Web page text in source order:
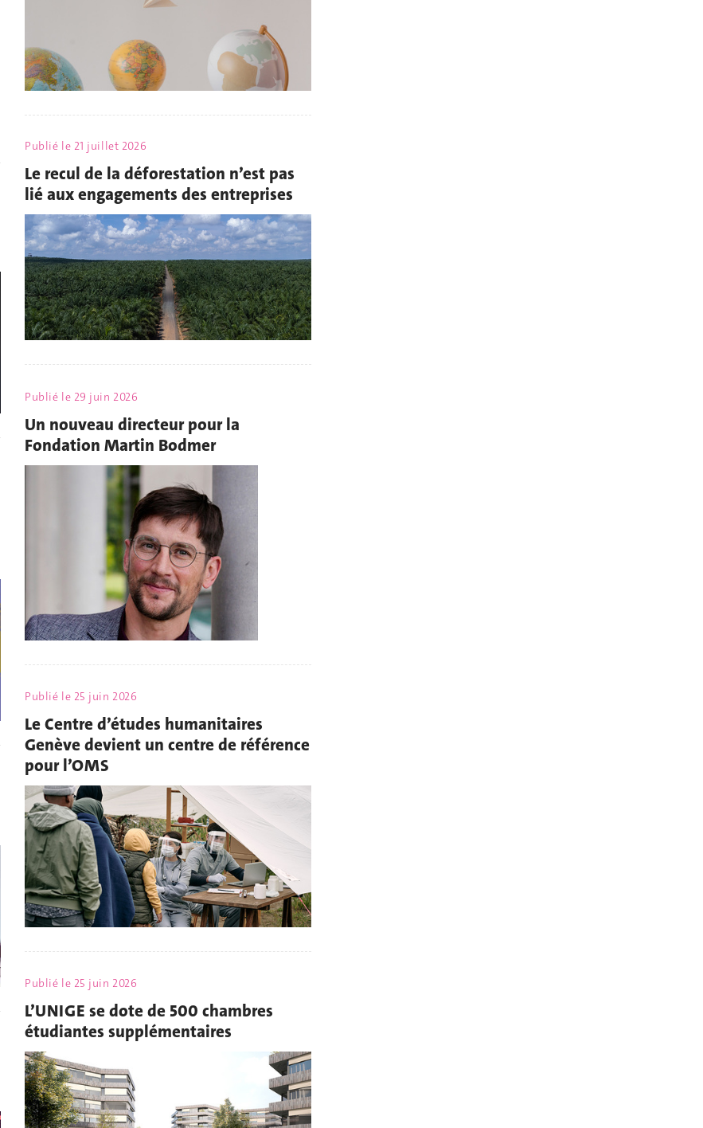
Publié le 21 juillet 2026
Le recul de la déforestation n’est pas
lié aux engagements des entreprises
Publié le 29 juin 2026
Un nouveau directeur pour la
Fondation Martin Bodmer
Publié le 25 juin 2026
Le Centre d’études humanitaires
Genève devient un centre de référence
pour l’OMS
Publié le 25 juin 2026
L’UNIGE se dote de 500 chambres
étudiantes supplémentaires